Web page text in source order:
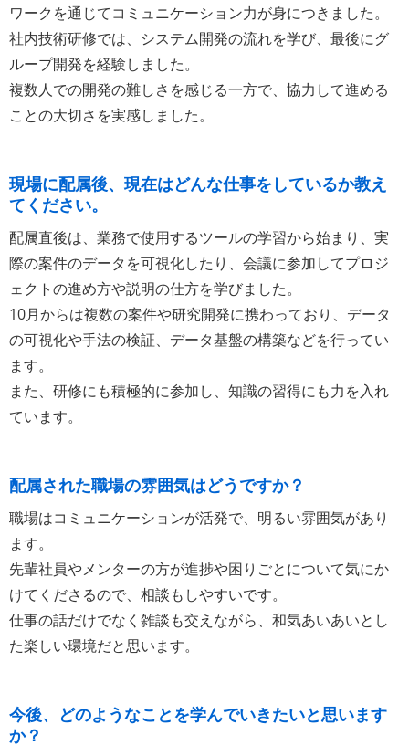
ワークを通じてコミュニケーション力が身につきました。
社内技術研修では、システム開発の流れを学び、最後にグ
ループ開発を経験しました。
複数人での開発の難しさを感じる一方で、協力して進める
ことの大切さを実感しました。
現場に配属後、現在はどんな仕事をしているか教え
てください。
配属直後は、業務で使用するツールの学習から始まり、実
際の案件のデータを可視化したり、会議に参加してプロジ
ェクトの進め方や説明の仕方を学びました。
10月からは複数の案件や研究開発に携わっており、データ
の可視化や手法の検証、データ基盤の構築などを行ってい
ます。
また、研修にも積極的に参加し、知識の習得にも力を入れ
ています。
配属された職場の雰囲気はどうですか？
職場はコミュニケーションが活発で、明るい雰囲気があり
ます。
先輩社員やメンターの方が進捗や困りごとについて気にか
けてくださるので、相談もしやすいです。
仕事の話だけでなく雑談も交えながら、和気あいあいとし
た楽しい環境だと思います。
今後、どのようなことを学んでいきたいと思います
か？